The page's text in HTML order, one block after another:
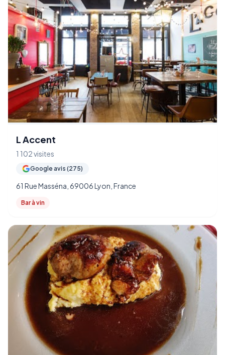
L Accent
1 102 visites
Google avis (275)
61 Rue Masséna, 69006 Lyon, France
Bar à vin